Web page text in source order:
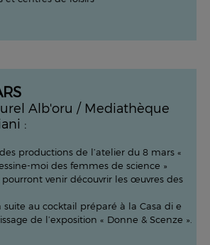
Alb'oru / Mediathèque
:
productions de l’atelier du 8 mars «
moi des femmes de science »
venir découvrir les œuvres des
suite au cocktail préparé à la Casa di e
de l’exposition « Donne & Scenze ».